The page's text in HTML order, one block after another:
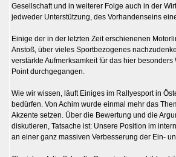
Gesellschaft und in weiterer Folge auch in der
jedweder Unterstützung, des Vorhandenseins
Einige der in der letzten Zeit erschienenen
Anstoß, über vieles Sportbezogenes
verstärkte Aufmerksamkeit für das hier
Point durchgegangen.
Wie wir wissen, läuft Einiges im Rallyesport in
bedürfen. Von Achim wurde einmal mehr das
Akzente setzen. Über die Bewertung und die
diskutieren, Tatsache ist: Unsere Position im
an einer ganz massiven Verbesserung der Ein-